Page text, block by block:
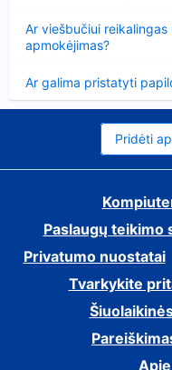
Ar viešbučiui
apmokėjimas?
Ar galima pristatyti
Pridėti
Paslaugų teikimo
Privatumo nuostatai
Tvarkykite